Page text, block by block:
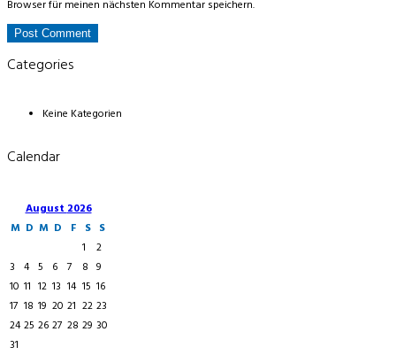
Browser für meinen nächsten Kommentar speichern.
Categories
Keine Kategorien
Calendar
August2026
M D M D F S S
1
2
3 4 5 6 7 8 9
10 11 12 13 14 15 16
17 18 19 20 21 22 23
24 25 26 27 28 29 30
31